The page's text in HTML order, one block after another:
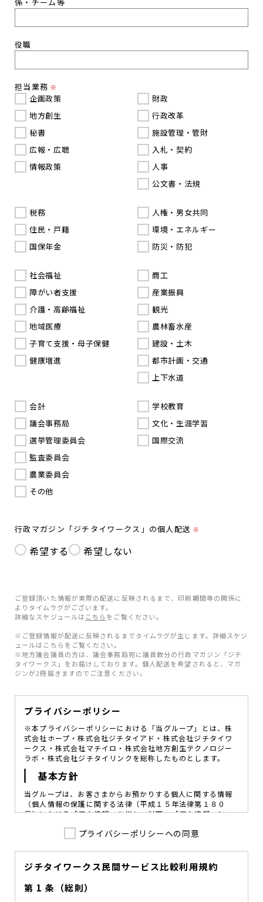
役職
担当業務 ※
企画政策
地方創生
秘書
広報・広聴
情報政策
財政
行政改革
施設管理・管財
入札・契約
人事
公文書・法規
税務
住民・戸籍
国保年金
人権・男女共同
環境・エネルギー
防災・防犯
社会福祉
障がい者支援
介護・高齢福祉
地域医療
子育て支援・母子保健
健康増進
商工
産業振興
観光
農林畜水産
建設・土木
都市計画・交通
上下水道
会計
議会事務局
選挙管理委員会
監査委員会
農業委員会
その他
学校教育
文化・生涯学習
国際交流
行政マガジン「ジチタイワークス」の個人配送 ※
希望する 希望しない
ご登録頂いた情報が実際の配送に反映されるまで、印刷期間等の関係に
よりタイムラグがございます。
詳細なスケジュールは こちら をご覧ください。
※ご登録情報が配送に反映されるまでタイムラグが生じます。詳細スケジ
ュールはこちらをご覧ください。
※地方議会議員の方は、議会事務局宛に議員数分の行政マガジン「ジチ
タイワークス」をお届けしております。個人配送を希望されると、マガ
ジンが2冊届きますのでご注意ください。
プライバシーポリシー
※本プライバシーポリシーにおける「当グループ」とは、株
式会社ホープ・株式会社ジチタイアド・株式会社ジチタイワ
ークス・株式会社マチイロ・株式会社地方創生テクノロジー
ラボ・株式会社ジチタイリンクを総称したものとします。
基本方針
当グループは、お客さまからお預かりする個人に関する情報
（個人情報の保護に関する法律〔平成１５年法律第１８０
号〕における「個人情報」を指し、以下、「個人情報」とい
図ることが、重要な社会的責務であると考えております。
を定め、役員及び従業員に個人情報保護の重要性の認識と取
組みを徹底させることによって、個人情報の適切な取り扱い
に努めてまいります。
プライバシーポリシーへの同意
ジチタイワークス民間サービス比較利用規約
第 1 条（総則）